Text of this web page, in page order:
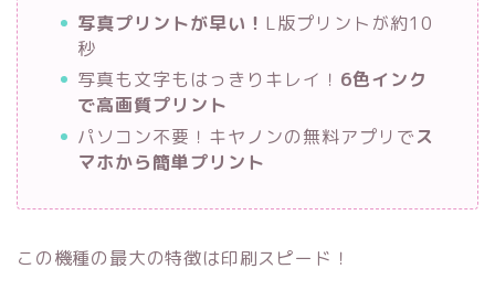
写真プリントが早い！ L版プリントが約10
秒
写真も文字もはっきりキレイ！ 6色インク
で高画質プリント
パソコン不要！キヤノンの無料アプリでス
マホから簡単プリント
この機種の最大の特徴は印刷スピード！